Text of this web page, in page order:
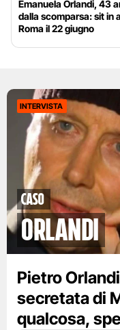
Emanuela Orlandi, 43
dalla scomparsa: sit in
Roma il 22 giugno
INTERVISTA
caso
orlandi
Pietro
secretata di
qualcosa,